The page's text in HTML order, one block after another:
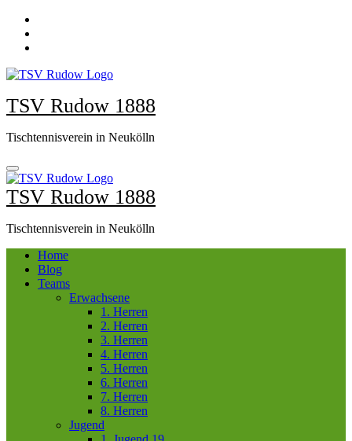
Zum
Inhalt
springen
TSV Rudow 1888
Tischtennisverein in Neukölln
TSV Rudow 1888
Tischtennisverein in Neukölln
Home
Blog
Teams
Erwachsene
1. Herren
2. Herren
3. Herren
4. Herren
5. Herren
6. Herren
7. Herren
8. Herren
Jugend